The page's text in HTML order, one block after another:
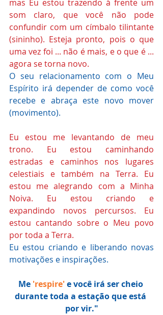
mas Eu estou trazendo à frente um
som claro, que você não pode
confundir com um címbalo tilintante
(sininho). Esteja pronto, pois o que
uma vez foi ... não é mais, e o que é ...
agora se torna novo.
O seu relacionamento com o Meu
Espírito irá depender de como você
recebe e abraça este novo mover
(movimento).
Eu estou me levantando de meu
trono. Eu estou caminhando
estradas e caminhos nos lugares
celestiais e também na Terra. Eu
estou me alegrando com a Minha
Noiva. Eu estou criando e
expandindo novos percursos. Eu
estou cantando sobre o Meu povo
por toda a Terra.
Eu estou criando e liberando novas
motivações e inspirações.
Me 'respire' e você irá ser cheio
durante toda a estação que está
por vir."